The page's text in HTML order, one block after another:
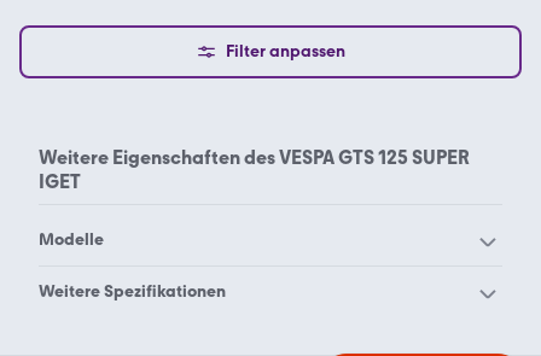
Filter anpassen
Weitere Eigenschaften desVESPA GTS 125 SUPER
IGET
Modelle
Vespa 125 Primavera ET3
Weitere Spezifikationen